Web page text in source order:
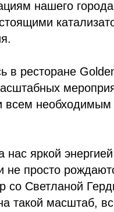
нашего
в ресторане
всем необходимым
яркой энергией
не просто
со Светланой
такой масштаб,